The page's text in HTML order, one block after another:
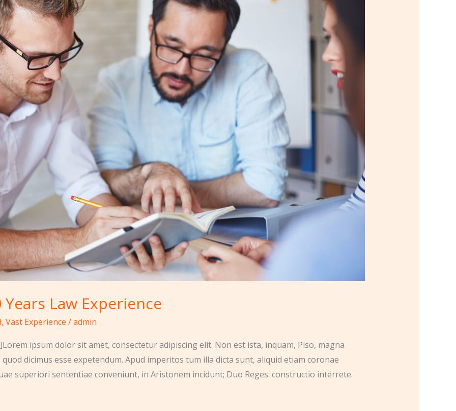
Law Experience
, Vast Experience /admin
ipsum dolor sit amet, consectetur adipiscing elit. Non est ista, inquam, Piso, magna
dicimus esse expetendum. Apud imperitos tum illa dicta sunt, aliquid etiam coronae
superiori sententiae conveniunt, in Aristonem incidunt; Duo Reges: constructio interrete.